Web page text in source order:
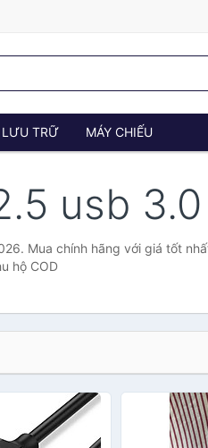
TRỮ MÁY CHIẾU
usb 3.0
Mua chính hãng với giá tốt
hộ COD